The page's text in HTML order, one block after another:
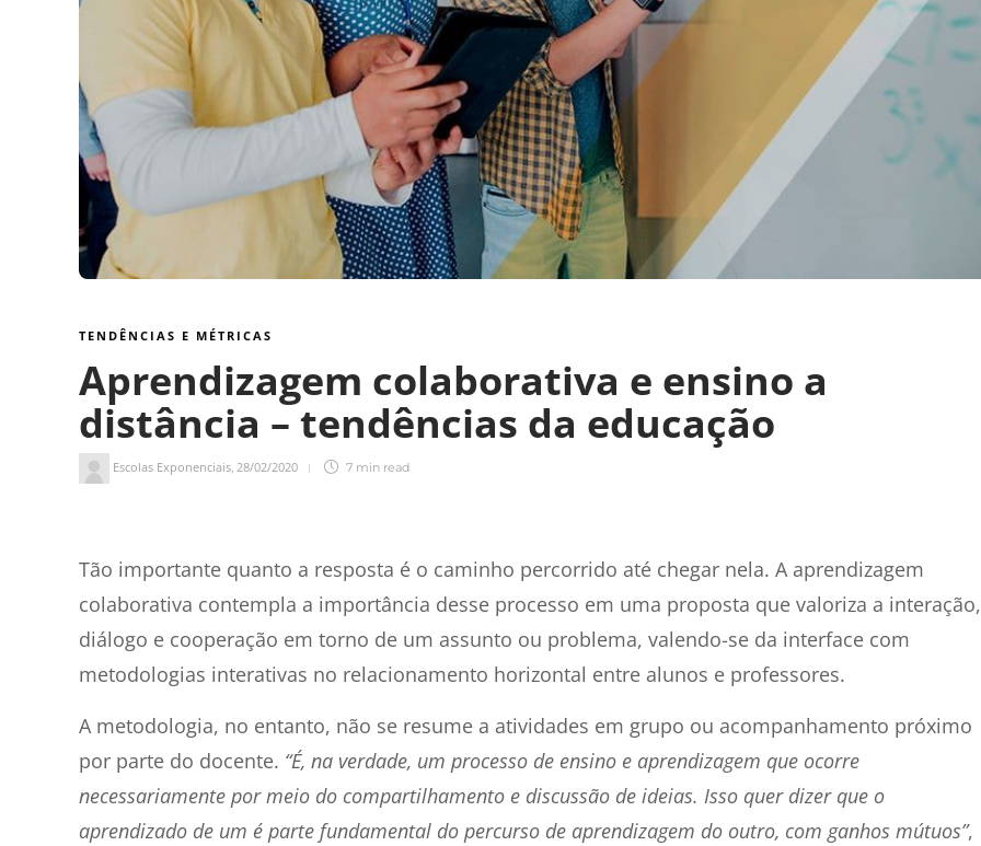
TENDÊNCIAS E MÉTRICAS
Aprendizagem colaborativa e ensino a
distância – tendências da educação
Escolas Exponenciais, 28/02/2020 7 min read
Tão importante quanto a resposta é o caminho percorrido até chegar nela. A aprendizagem
colaborativa contempla a importância desse processo em uma proposta que valoriza a interação,
diálogo e cooperação em torno de um assunto ou problema, valendo-se da interface com
metodologias interativas no relacionamento horizontal entre alunos e professores.
A metodologia, no entanto, não se resume a atividades em grupo ou acompanhamento próximo
por parte do docente. “É, na verdade, um processo de ensino e aprendizagem que ocorre
necessariamente por meio do compartilhamento e discussão de ideias. Isso quer dizer que o
aprendizado de um é parte fundamental do percurso de aprendizagem do outro, com ganhos mútuos”,